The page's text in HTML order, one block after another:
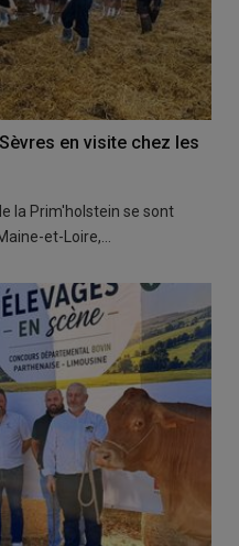
en visite chez les
la Prim'holstein se sont
et-Loire,…